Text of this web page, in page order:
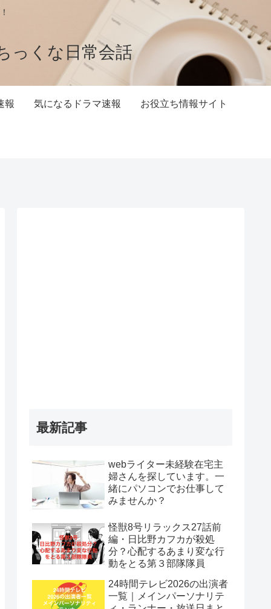
っくな日常会話
報 気になるドラマ速報 お役立ち情報サイト
最新記事
webライター未経験在宅主
婦さんを探しています。一
緒にパソコンでお仕事して
みませんか？
怪獣8号リラックス27話前
編・日比野カフカが殺処
分？心配するあまり変な行
動をとる第３部隊隊員
24時間テレビ2026の出演者
一覧｜メインパーソナリテ